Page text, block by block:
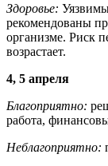
Здоровье:
рекомендованы
организме. Риск
возрастает.
4, 5 апреля
Благоприятно:
работа,
Неблагоприятно: